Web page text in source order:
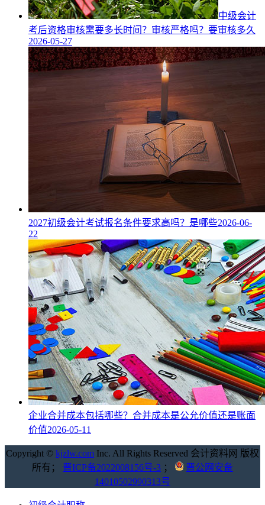
中级会计
考后资格审核需要多长时间？审核严格吗？要审核多久
2026-05-27
2027初级会计考试报名条件要求高吗？是哪些2026-06-
22
企业合并成本包括哪些？合并成本是公允价值还是账面
价值2026-05-11
Copyright © kjzlw.com Inc. All Rights Reserved 会计资料网 版权
所有； 晋ICP备2022008156号-3 ；
晋公网安备
14010502990313号